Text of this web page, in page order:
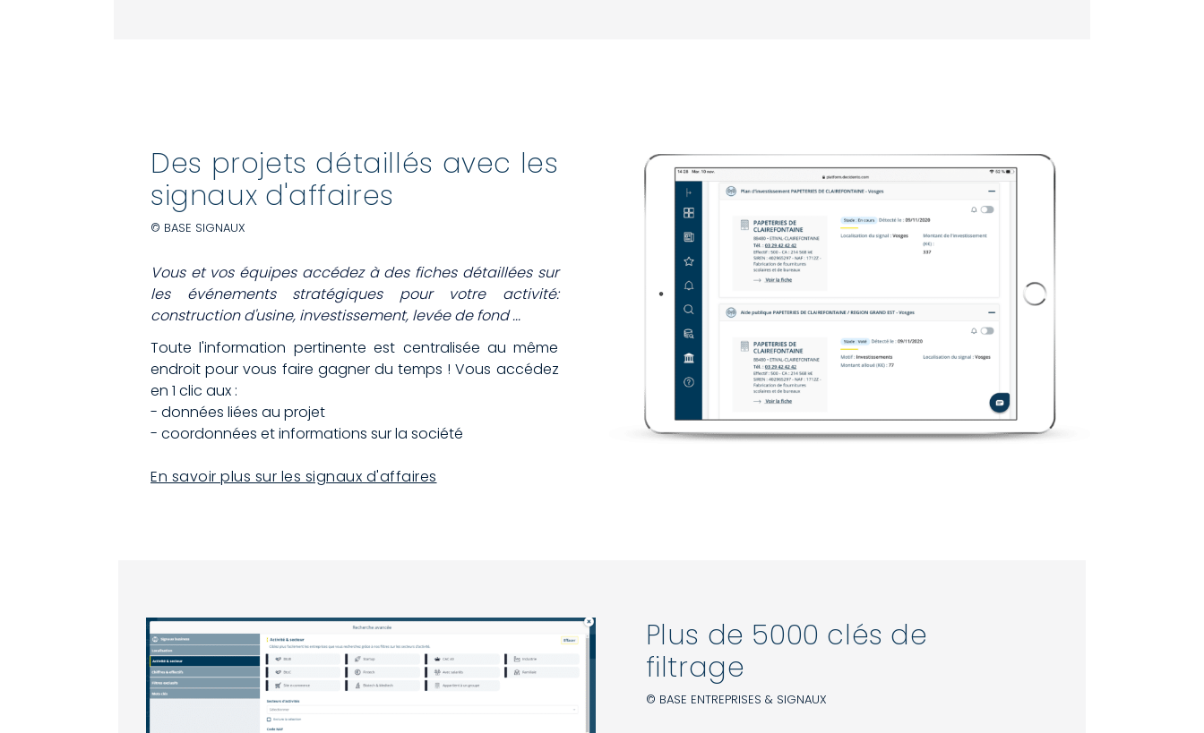
Des projets détaillés avec les
signaux d'affaires
© BASE SIGNAUX
Vous et vos équipes accédez à des fiches détaillées sur
les événements stratégiques pour votre activité:
construction d'usine, investissement, levée de fond ...
Toute l'information pertinente est centralisée au même
endroit pour vous faire gagner du temps ! Vous accédez
en 1 clic aux :
- données liées au projet
- coordonnées et informations sur la société
En savoir plus sur les signaux d'affaires
Plus de 5000 clés de
filtrage
© BASE ENTREPRISES & SIGNAUX